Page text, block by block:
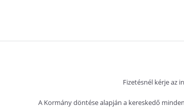
Fizetésnél kérje az
A Kormány döntése alapján a kereskedő